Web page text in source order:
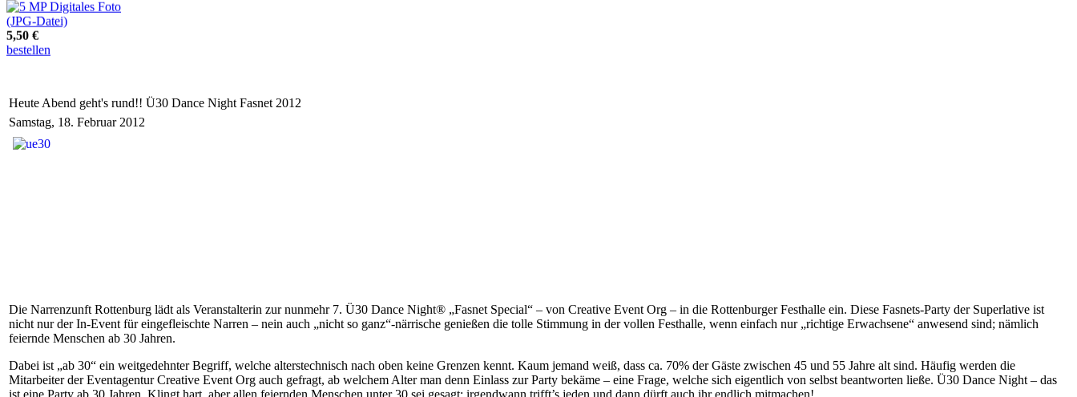
5,50 €
bestellen
0,00 €
bestellen
Heute Abend geht's rund!! Ü30 Dance Night Fasnet 2012
Samstag, 18. Februar 2012
Die Narrenzunft Rottenburg lädt als Veranstalterin zur nunmehr 7. Ü30 Dance Night® „Fasnet Special“ – von Creative Event Org – in die Rottenburger Festhalle ein. Diese Fasnets-Party der Superlative ist
nicht nur der In-Event für eingefleischte Narren – nein auch „nicht so ganz“-närrische genießen die tolle Stimmung in der vollen Festhalle, wenn einfach nur „richtige Erwachsene“ anwesend sind; nämlich
feiernde Menschen ab 30 Jahren.
Dabei ist „ab 30“ ein weitgedehnter Begriff, welche alterstechnisch nach oben keine Grenzen kennt. Kaum jemand weiß, dass ca. 70% der Gäste zwischen 45 und 55 Jahre alt sind. Häufig werden die
Mitarbeiter der Eventagentur Creative Event Org auch gefragt, ab welchem Alter man denn Einlass zur Party bekäme – eine Frage, welche sich eigentlich von selbst beantworten ließe. Ü30 Dance Night – das